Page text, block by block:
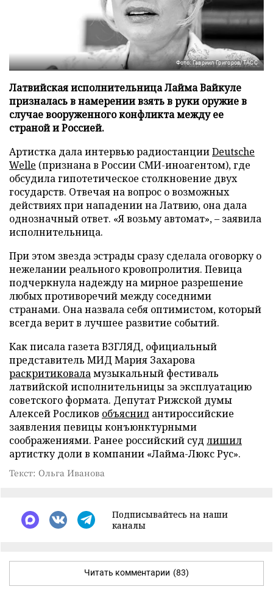
Фото: Гавриил Григоров/ТАСС
Латвийская исполнительница Лайма Вайкуле
призналась в намерении взять в руки оружие в
случае вооруженного конфликта между ее
страной и Россией.
Артистка дала интервью радиостанцииDeutsche
Welle (признана в России СМИ-иноагентом), где
обсудила гипотетическое столкновение двух
государств. Отвечая на вопрос о возможных
действиях при нападении на Латвию, она дала
однозначный ответ. «Я возьму автомат», – заявила
исполнительница.
При этом звезда эстрады сразу сделала оговорку о
нежелании реального кровопролития. Певица
подчеркнула надежду на мирное разрешение
любых противоречий между соседними
странами. Она назвала себя оптимистом, который
всегда верит в лучшее развитие событий.
Как писала газета ВЗГЛЯД, официальный
представитель МИД Мария Захарова
раскритиковаламузыкальный фестиваль
латвийской исполнительницы за эксплуатацию
советского формата. Депутат Рижской думы
Алексей Росликов объяснил антироссийские
заявления певицы конъюнктурными
соображениями. Ранее российский суд лишил
артистку доли в компании «Лайма-Люкс Рус».
Текст: Ольга Иванова
Подписывайтесь на наши
каналы
Читать комментарии (83)